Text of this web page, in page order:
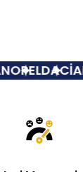
OPELDACİA